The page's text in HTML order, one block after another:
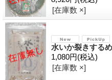
[在庫数 ×]
水いか裂きする
1,080円(税込)
[在庫数 ×]